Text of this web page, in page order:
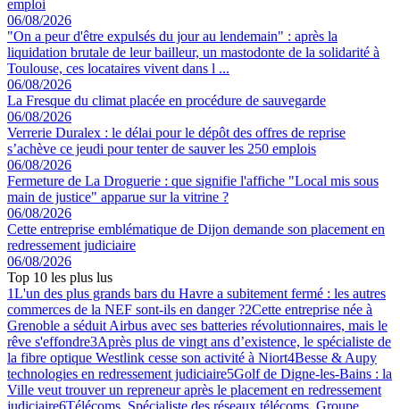
emploi
06/08/2026
"On a peur d'être expulsés du jour au lendemain" : après la
liquidation brutale de leur bailleur, un mastodonte de la solidarité à
Toulouse, ces locataires vivent dans l ...
06/08/2026
La Fresque du climat placée en procédure de sauvegarde
06/08/2026
Verrerie Duralex : le délai pour le dépôt des offres de reprise
s’achève ce jeudi pour tenter de sauver les 250 emplois
06/08/2026
Fermeture de La Droguerie : que signifie l'affiche "Local mis sous
main de justice" apparue sur la vitrine ?
06/08/2026
Cette entreprise emblématique de Dijon demande son placement en
redressement judiciaire
06/08/2026
Top 10 les plus lus
1L'un des plus grands bars du Havre a subitement fermé : les autres
commerces de la NEF sont-ils en danger ?2Cette entreprise née à
Grenoble a séduit Airbus avec ses batteries révolutionnaires, mais le
rêve s'effondre3Après plus de vingt ans d’existence, le spécialiste de
la fibre optique Westlink cesse son activité à Niort4Besse & Aupy
technologies en redressement judiciaire5Golf de Digne-les-Bains : la
Ville veut trouver un repreneur après le placement en redressement
judiciaire6Télécoms. Spécialiste des réseaux télécoms, Groupe